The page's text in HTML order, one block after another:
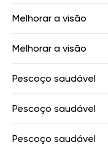
Melhorar a visão
Melhorar a visão
Pescoço saudável
Pescoço saudável
Pescoço saudável